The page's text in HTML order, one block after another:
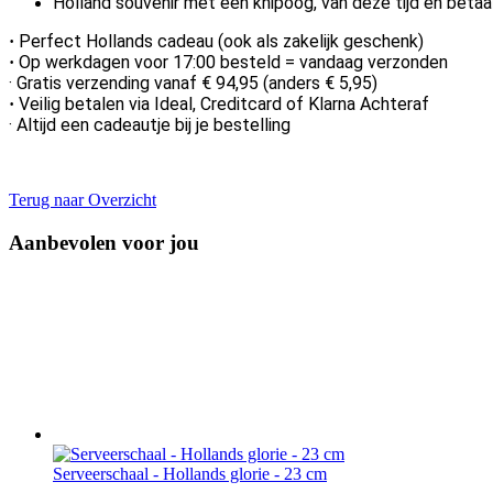
· Perfect Hollands cadeau (ook als zakelijk geschenk)
· Op werkdagen voor 17:00 besteld = vandaag verzonden
· Gratis verzending vanaf € 94,95 (anders € 5,95)
· Veilig betalen via Ideal, Creditcard of Klarna Achteraf
· Altijd een cadeautje bij je bestelling
Terug naar Overzicht
Aanbevolen voor jou
Serveerschaal - Hollands glorie - 23 cm